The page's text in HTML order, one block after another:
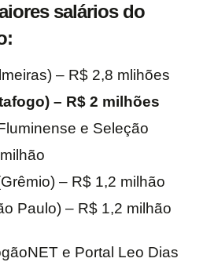
salários do
– R$ 2,8 mlihões
– R$ 2 milhões
e Seleção
– R$ 1,2 milhão
Paulo) – R$ 1,2 milhão
e Portal Leo Dias